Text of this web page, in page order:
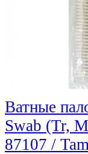
Ватные
Swab (Tr,
87107 /